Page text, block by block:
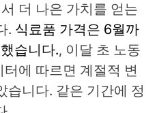
더 나은 가치를 얻는
. 식료품 가격은 6월까
습니다., 이달 초 노동
에 따르면 계절적 변
습니다. 같은 기간에 정